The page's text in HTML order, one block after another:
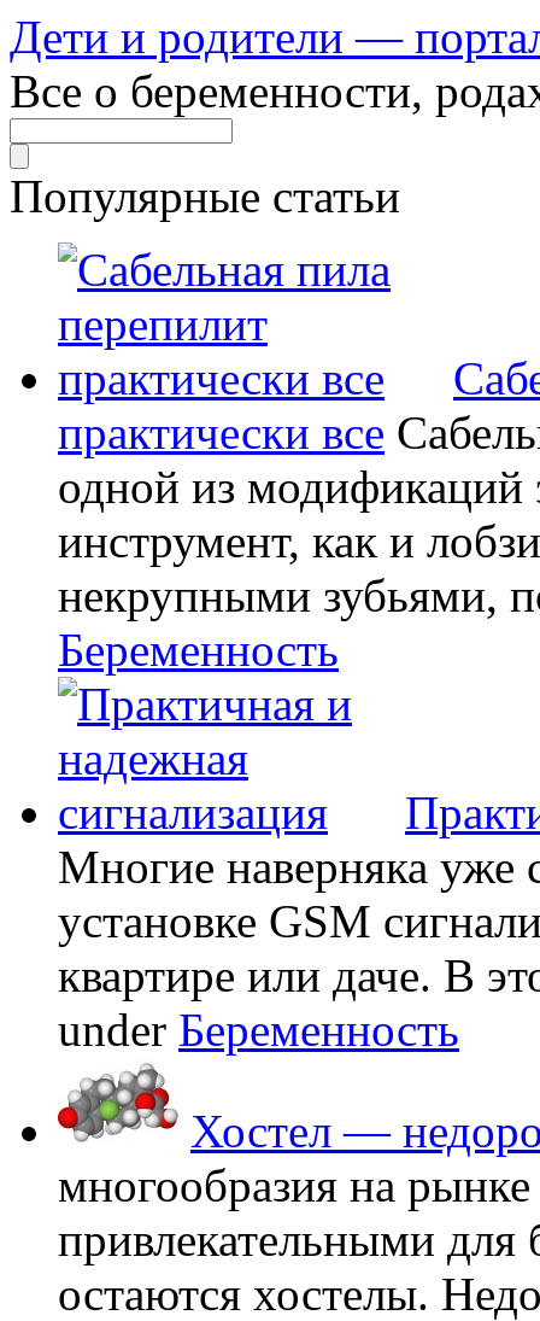
Дети и родители —
Все о беременности,
Популярные статьи
практически все
одной из модификаций
инструмент, как и
некрупными зубьями,
Беременность
Многие наверняка уже
установке GSM
квартире или даче. В
under Беременность
Хостел —
многообразия на
привлекательными
остаются хостелы.